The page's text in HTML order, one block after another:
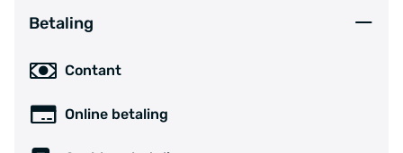
Betaling
Contant
Online betaling